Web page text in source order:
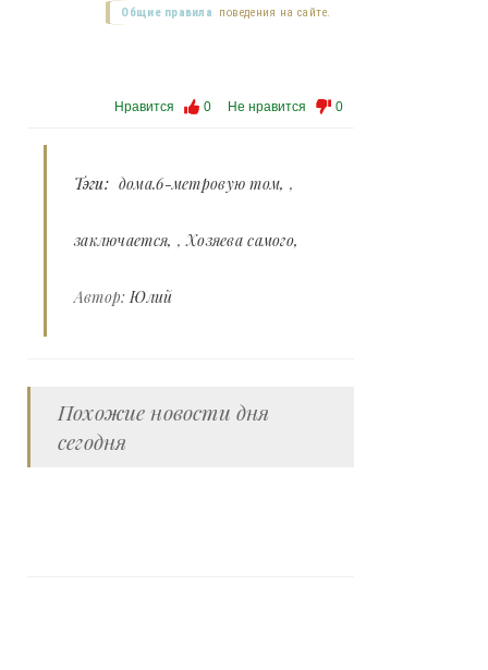
Общие правила поведения на сайте.
Нравится 0 Не нравится 0
Тэги: дома.6-метровую том ,
заключается ,Хозяева самого
Автор:Юлий
Похожие новости дня
сегодня